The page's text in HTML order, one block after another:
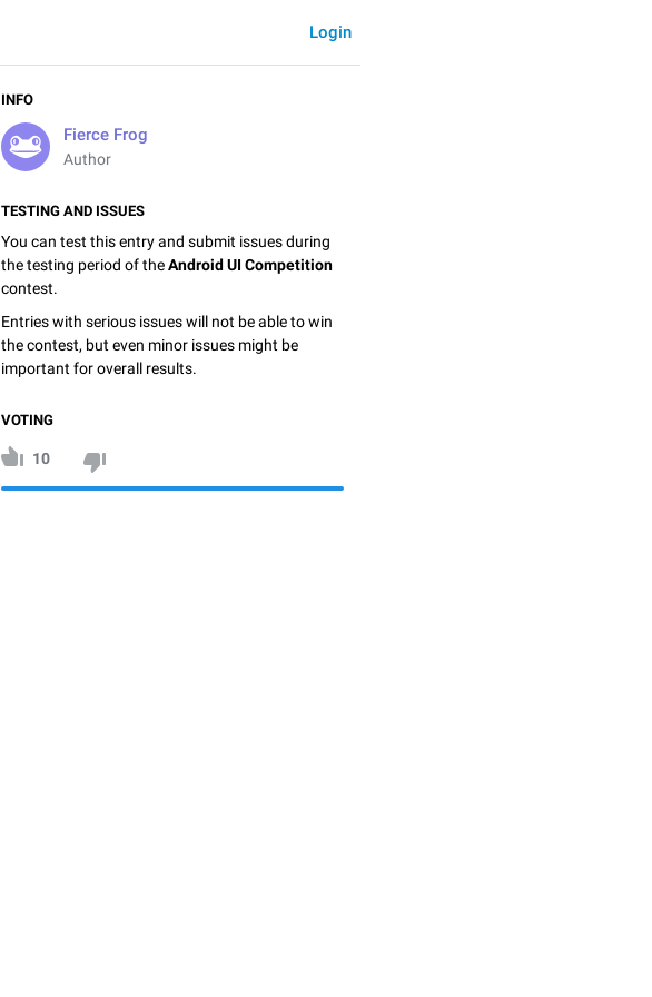
Login
INFO
Fierce Frog
Author
TESTING AND ISSUES
You can test this entry and submit issues during
the testing period of theAndroid UI Competition
contest.
Entries with serious issues will not be able to win
the contest, but even minor issues might be
important for overall results.
VOTING
10